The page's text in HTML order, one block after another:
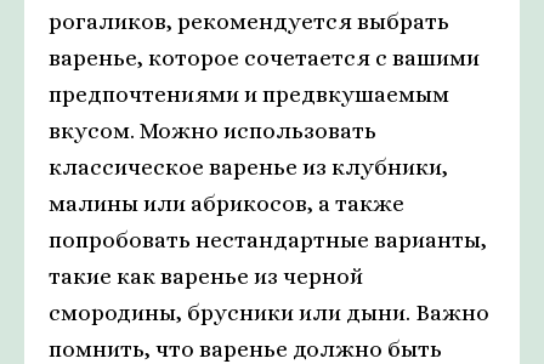
рогаликов, рекомендуется выбрать
варенье, которое сочетается с вашими
предпочтениями и предвкушаемым
вкусом. Можно использовать
классическое варенье из клубники,
малины или абрикосов, а также
попробовать нестандартные варианты,
такие как варенье из черной
смородины, брусники или дыни. Важно
помнить, что варенье должно быть